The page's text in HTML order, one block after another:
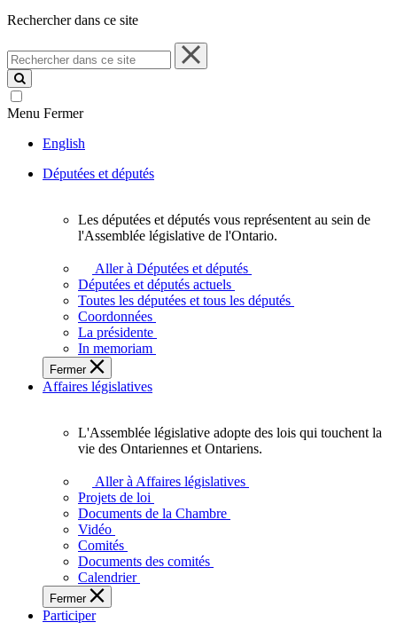
Rechercher dans ce site
Rechercher
dans
ce
site
Menu Fermer
English
Députées et députés
députés
vous
représentent
sein
de
l'Assemblée
législative
l'Ontario.
Les députées et députés vous représentent au sein de
l'Assemblée législative de l'Ontario.
Aller à Députées et députés
Députées et députés actuels
Toutes les députées et tous les députés
Coordonnées
La présidente
In memoriam
Fermer
Affaires législatives
L'Assemblée
adopte
touchent
des
Ontariennes
et
L'Assemblée législative adopte des lois qui touchent la
vie des Ontariennes et Ontariens.
Aller à Affaires législatives
Projets de loi
Documents de la Chambre
Vidéo
Comités
Documents des comités
Calendrier
Fermer
Participer